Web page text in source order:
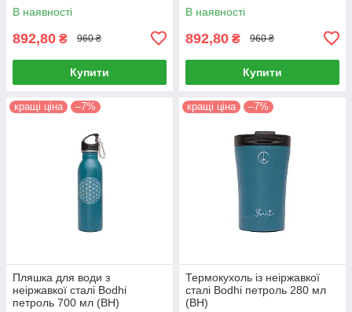
В наявності
892,80 ₴ 960 ₴
Купити
В наявності
892,80 ₴ 960 ₴
Купити
кращі ціна –7%
Пляшка для води з
неіржавкої сталі Bodhi
петроль 700 мл (BH)
кращі ціна –7%
Термокухоль із неіржавкої
сталі Bodhi петроль 280 мл
(BH)